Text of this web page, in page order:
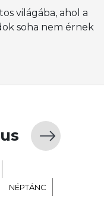
világába, ahol a
soha nem érnek
NÉPTÁNC